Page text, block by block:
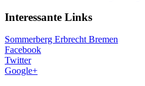
Interessante Links
Sommerberg Erbrecht Bremen
Facebook
Twitter
Google+